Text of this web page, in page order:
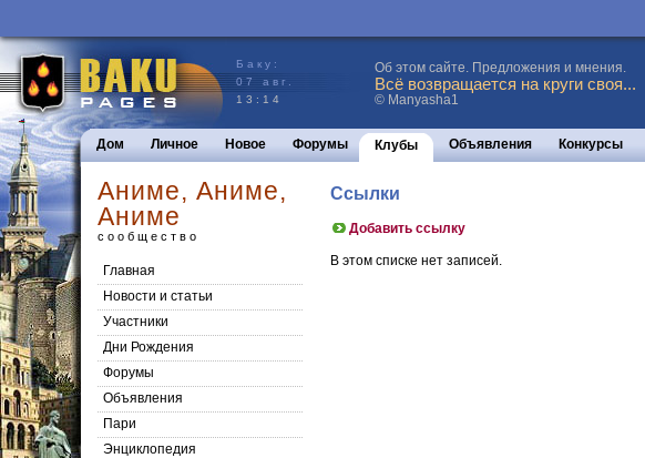
Баку:
07 авг.
13:14
Об этом сайте. Предложения и мнения.
Всё возвращается на круги своя...
© Manyasha1
Дом Личное Новое Форумы Клубы Объявления Конкурсы
Аниме, Аниме,
Аниме
сообщество
Главная
Новости и статьи
Участники
Дни Рождения
Форумы
Объявления
Пари
Энциклопедия
Ссылки
Добавить ссылку
В этом списке нет записей.